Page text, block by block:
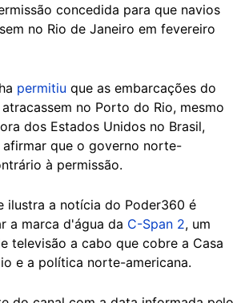
concedida para que navios
no Rio de Janeiro em fevereiro
permitiu que as embarcações do
no Porto do Rio, mesmo
dos Estados Unidos no Brasil,
afirmar que o governo norte-
à permissão.
ilustra a notícia do Poder360 é
a marca d'água da C-Span 2, um
televisão a cabo que cobre a Casa
e a política norte-americana.